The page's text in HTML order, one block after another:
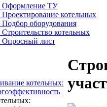
Оформление ТУ
Проектирование котельных
Подбор оборудования
Строительство котельных
Опросный лист
котельных: